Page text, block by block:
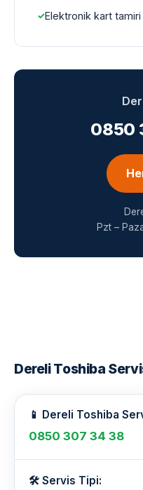
Elektronik kart tamiri
0850
Pzt –
Dereli Toshiba
📱 Dereli Toshiba
0850 307 34 38
🛠️ Servis Tipi: